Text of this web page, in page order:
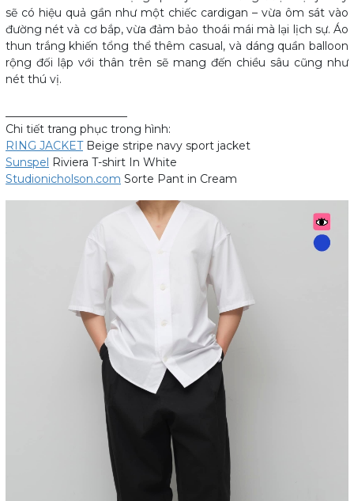
sẽ có hiệu quả gần như một chiếc cardigan – vừa ôm sát vào
đường nét và cơ bắp, vừa đảm bảo thoái mái mà lại lịch sự. Áo
thun trắng khiến tổng thể thêm casual, và dáng quần balloon
rộng đối lập với thân trên sẽ mang đến chiều sâu cũng như
nét thú vị.
Chi tiết trang phục trong hình:
RING JACKETBeige stripe navy sport jacket
Sunspel Riviera T-shirt In White
Studionicholson.com Sorte Pant in Cream